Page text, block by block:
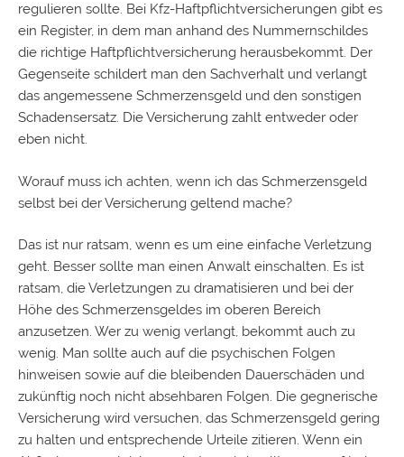
regulieren sollte. Bei Kfz-Haftpflichtversicherungen gibt es
ein Register, in dem man anhand des Nummernschildes
die richtige Haftpflichtversicherung herausbekommt. Der
Gegenseite schildert man den Sachverhalt und verlangt
das angemessene Schmerzensgeld und den sonstigen
Schadensersatz. Die Versicherung zahlt entweder oder
eben nicht.
Worauf muss ich achten, wenn ich das Schmerzensgeld
selbst bei der Versicherung geltend mache?
Das ist nur ratsam, wenn es um eine einfache Verletzung
geht. Besser sollte man einen Anwalt einschalten. Es ist
ratsam, die Verletzungen zu dramatisieren und bei der
Höhe des Schmerzensgeldes im oberen Bereich
anzusetzen. Wer zu wenig verlangt, bekommt auch zu
wenig. Man sollte auch auf die psychischen Folgen
hinweisen sowie auf die bleibenden Dauerschäden und
zukünftig noch nicht absehbaren Folgen. Die gegnerische
Versicherung wird versuchen, das Schmerzensgeld gering
zu halten und entsprechende Urteile zitieren. Wenn ein